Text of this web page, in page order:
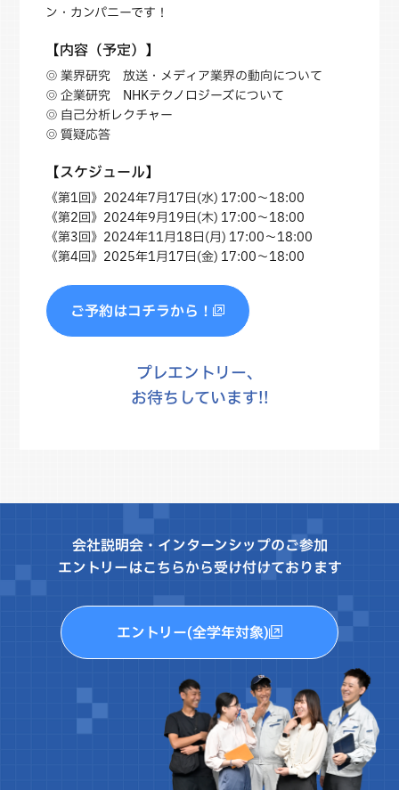
ン・カンパニーです！
【内容（予定）】
◎ 業界研究 放送・メディア業界の動向について
◎ 企業研究 NHKテクノロジーズについて
◎ 自己分析レクチャー
◎ 質疑応答
【スケジュール】
《第1回》2024年7月17日(水) 17:00～18:00
《第2回》2024年9月19日(木) 17:00～18:00
《第3回》2024年11月18日(月) 17:00～18:00
《第4回》2025年1月17日(金) 17:00～18:00
ご予約はコチラから！
プレエントリー、
お待ちしています!!
会社説明会・インターンシップのご参加
エントリーはこちらから受け付けております
エントリー(全学年対象)